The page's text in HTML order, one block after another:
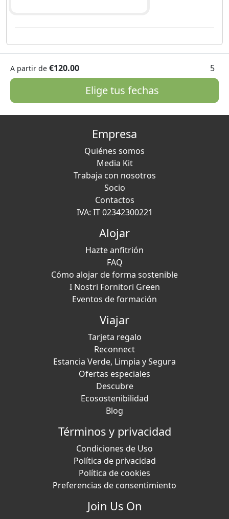
A partir de €120.00 5
Elige tus fechas
Empresa
Quiénes somos
Media Kit
Trabaja con nosotros
Socio
Contactos
IVA: IT 02342300221
Alojar
Hazte anfitrión
FAQ
Cómo alojar de forma sostenible
I Nostri Fornitori Green
Eventos de formación
Viajar
Tarjeta regalo
Reconnect
Estancia Verde, Limpia y Segura
Ofertas especiales
Descubre
Ecosostenibilidad
Blog
Términos y privacidad
Condiciones de Uso
Política de privacidad
Política de cookies
Preferencias de consentimiento
Join Us On